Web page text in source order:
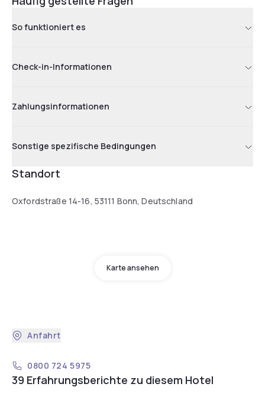
So funktioniert es
Check-in-Informationen
Zahlungsinformationen
Sonstige spezifische Bedingungen
Standort
Oxfordstraße 14-16, 53111 Bonn, Deutschland
Karte ansehen
Anfahrt
0800 724 5975
39 Erfahrungsberichte zu diesem Hotel